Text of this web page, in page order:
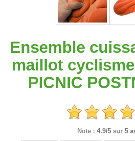
Ensemble
maillot
PICNIC
Note : 4.9/5 sur 5